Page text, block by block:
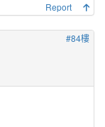
Report
#84樓